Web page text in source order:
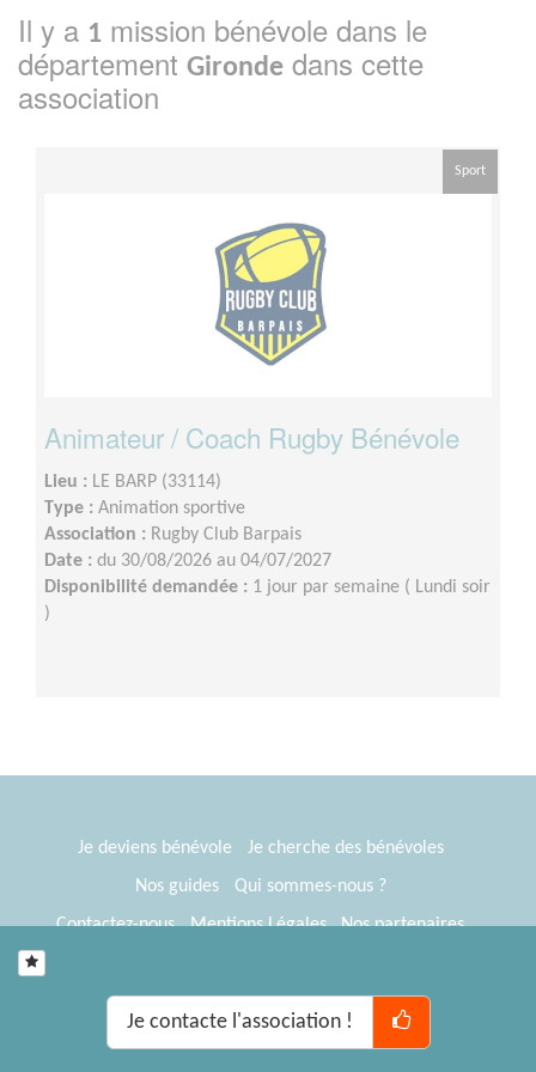
Il y a 1 mission bénévole dans le
département Gironde dans cette
association
Sport
Animateur / Coach Rugby Bénévole
Lieu : LE BARP (33114)
Type : Animation sportive
Association : Rugby Club Barpais
Date : du 30/08/2026 au 04/07/2027
Disponibilité demandée : 1 jour par semaine ( Lundi soir
)
Je contacte l'association !
Je deviens bénévole
Je cherche des bénévoles
Nos guides
Qui sommes-nous ?
Contactez-nous
Mentions Légales
Nos partenaires
® Tous Bénévoles 2012-2026
Webkast